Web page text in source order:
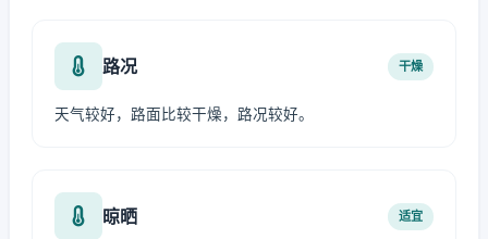
路况 干燥
天气较好，路面比较干燥，路况较好。
晾晒 适宜